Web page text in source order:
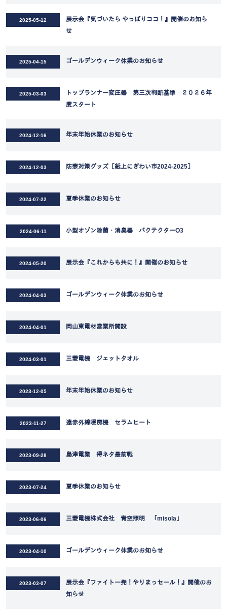
2025-05-12
展示会『気づいたら やっぱりココ！』開催のお知ら
せ
2025-04-15 ゴールデンウィーク休業のお知らせ
2025-03-03
トップランナー変圧器 第三次判断基準 ２０２６年
度スタート
2024-12-16 年末年始休業のお知らせ
2024-12-03 防寒対策グッズ［紙上にぎわい市2024-2025］
2024-07-22 夏季休業のお知らせ
2024-06-11 小型オゾン除菌・消臭器 バクテクターO3
2024-05-20 展示会『これからも共に！』開催のお知らせ
2024-04-03 ゴールデンウィーク休業のお知らせ
2024-04-01 岡山東電材営業所開設
2024-03-01 三菱電機 ジェットタオル
2023-12-05 年末年始休業のお知らせ
2023-11-27 遠赤外線暖房機 セラムヒート
2023-09-28 島津電業 得ネタ最前戦
2023-07-24 夏季休業のお知らせ
2023-06-06 三菱電機株式会社 青空照明 「misola」
2023-04-10 ゴールデンウィーク休業のお知らせ
2023-03-07
展示会『ファイト一発！やりまっセール！』開催のお
知らせ